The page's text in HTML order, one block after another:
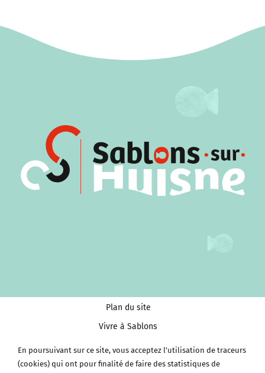
Plan du site
Vivre à Sablons
Tourisme et Culture
Économie et services
En poursuivant sur ce site, vous acceptez l’utilisation de traceurs
(cookies) qui ont pour finalité de faire des statistiques de